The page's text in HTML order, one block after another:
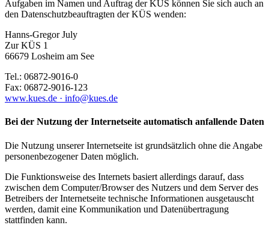
Aufgaben im Namen und Auftrag der KÜS können Sie sich auch an
den Datenschutzbeauftragten der KÜS wenden:
Hanns-Gregor July
Zur KÜS 1
66679 Losheim am See
Tel.: 06872-9016-0
Fax: 06872-9016-123
www.kues.de · info@kues.de
Bei der Nutzung der Internetseite automatisch anfallende Daten
Die Nutzung unserer Internetseite ist grundsätzlich ohne die Angabe
personenbezogener Daten möglich.
Die Funktionsweise des Internets basiert allerdings darauf, dass
zwischen dem Computer/Browser des Nutzers und dem Server des
Betreibers der Internetseite technische Informationen ausgetauscht
werden, damit eine Kommunikation und Datenübertragung
stattfinden kann.